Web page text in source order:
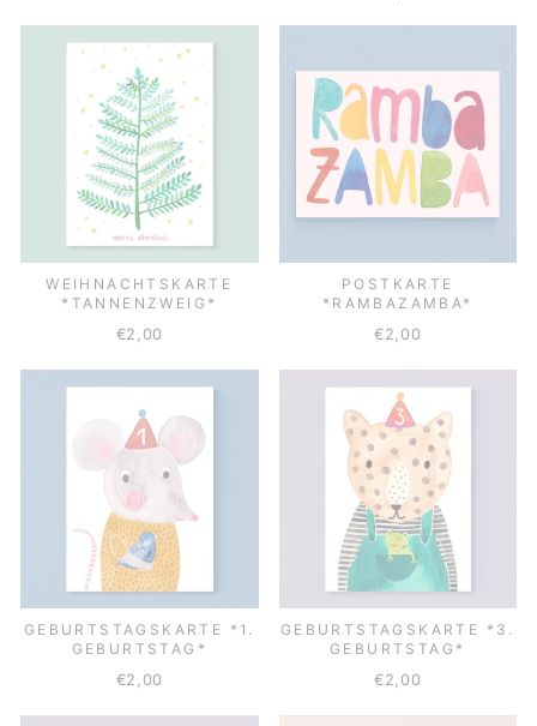
WEIHNACHTSKARTE
*TANNENZWEIG*
€2,00
POSTKARTE
*RAMBAZAMBA*
€2,00
GEBURTSTAGSKARTE *1.
GEBURTSTAG*
€2,00
GEBURTSTAGSKARTE *3.
GEBURTSTAG*
€2,00